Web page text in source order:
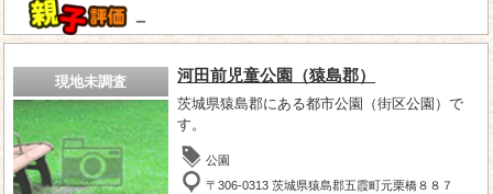
－
現地未調査 河田前児童公園（猿島郡）
茨城県猿島郡にある都市公園（街区公園）で
す。
公園
〒306-0313 茨城県猿島郡五霞町元栗橋８８７